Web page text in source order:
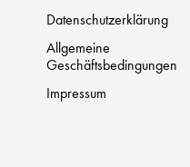
Datenschutzerklärung
Allgemeine
Geschäftsbedingungen
Impressum